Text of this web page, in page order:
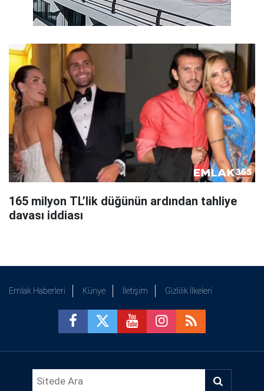
165 milyon TL’lik düğünün ardından tahliye
davası iddiası
Emlak Haberleri Künye İletişim Gizlilik İlkeleri